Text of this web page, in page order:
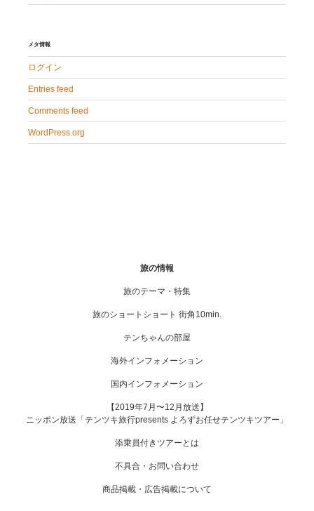
メタ情報
ログイン
Entries feed
Comments feed
WordPress.org
旅の情報
旅のテーマ・特集
旅のショートショート 街角10min.
テンちゃんの部屋
海外インフォメーション
国内インフォメーション
【2019年7月〜12月放送】
ニッポン放送「テンツキ旅行presents よろずお任せテンツキツアー」
添乗員付きツアーとは
不具合・お問い合わせ
商品掲載・広告掲載について